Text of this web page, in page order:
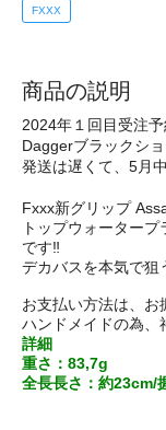
FXXX
商品の説明
2024年１回目受注
Daggerブラックシ
発送は遅くて、5月
Fxxx新グリップ
トップウォーター
です‼️
デカバスを本気で狙
お支払い方法は、お
ハンドメイドの為、
詳細
重さ：83,7g
全長長さ：約23cm/